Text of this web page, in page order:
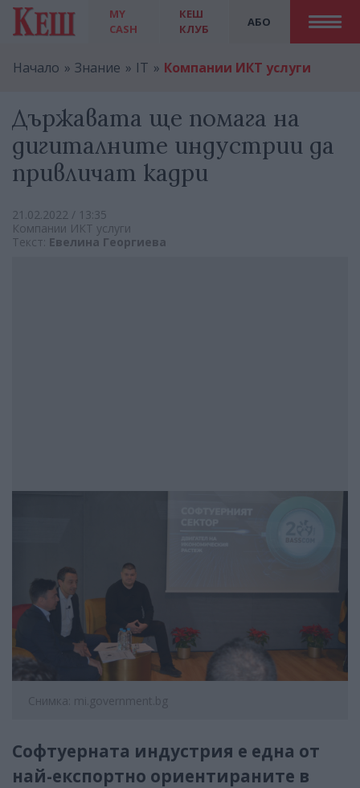
MY
CASH
АБО
КЕШ
КЛУБ
Начало Знание IT Компании ИКТ услуги
Държавата ще помага на
дигиталните индустрии да
привличат кадри
21.02.2022 / 13:35
Компании ИКТ услуги
Текст: Евелина Георгиева
Снимка: mi.government.bg
Софтуерната индустрия е една от
най-експортно ориентираните в